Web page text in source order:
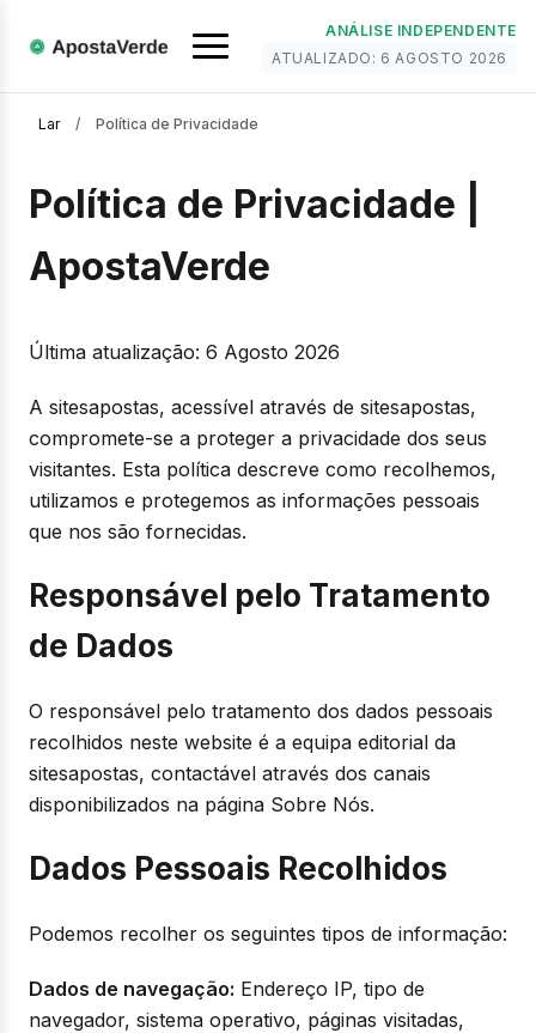
ANÁLISE INDEPENDENTE
ATUALIZADO: 6 AGOSTO 2026
Lar / Política de Privacidade
Política de Privacidade |
ApostaVerde
Última atualização: 6 Agosto 2026
A sitesapostas, acessível através de sitesapostas,
compromete-se a proteger a privacidade dos seus
visitantes. Esta política descreve como recolhemos,
utilizamos e protegemos as informações pessoais
que nos são fornecidas.
Responsável pelo Tratamento
de Dados
O responsável pelo tratamento dos dados pessoais
recolhidos neste website é a equipa editorial da
sitesapostas, contactável através dos canais
disponibilizados na página Sobre Nós.
Dados Pessoais Recolhidos
Podemos recolher os seguintes tipos de informação:
Dados de navegação: Endereço IP, tipo de
navegador, sistema operativo, páginas visitadas,